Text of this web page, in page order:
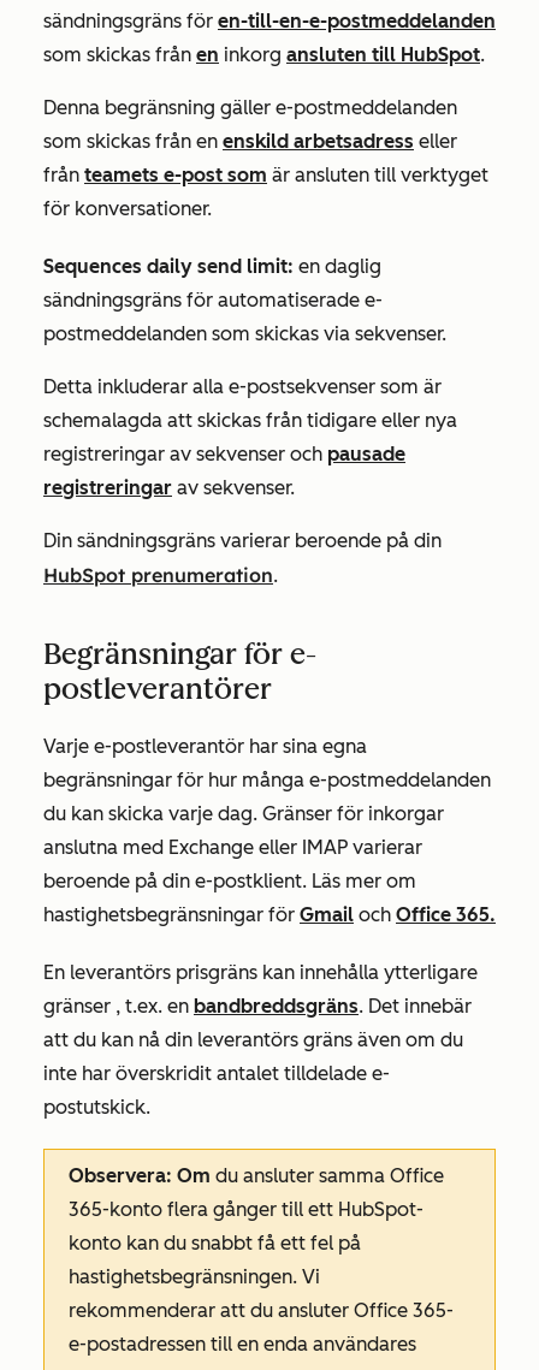
sändningsgräns för en-till-en-e-postmeddelanden
som skickas från en inkorg ansluten till HubSpot.
Denna begränsning gäller e-postmeddelanden
som skickas från en enskild arbetsadress eller
från teamets e-post som är ansluten till verktyget
för konversationer.
Sequences daily send limit: en daglig
sändningsgräns för automatiserade e-
postmeddelanden som skickas via sekvenser.
Detta inkluderar alla e-postsekvenser som är
schemalagda att skickas från tidigare eller nya
registreringar av sekvenser och pausade
registreringar av sekvenser.
Din sändningsgräns varierar beroende på din
HubSpot prenumeration.
Begränsningar för e-
postleverantörer
Varje e-postleverantör har sina egna
begränsningar för hur många e-postmeddelanden
du kan skicka varje dag. Gränser för inkorgar
anslutna med Exchange eller IMAP varierar
beroende på din e-postklient. Läs mer om
hastighetsbegränsningar för Gmail och Office 365.
En leverantörs prisgräns kan innehålla ytterligare
gränser , t.ex. en bandbreddsgräns. Det innebär
att du kan nå din leverantörs gräns även om du
inte har överskridit antalet tilldelade e-
postutskick.
Observera: Om du ansluter samma Office
365-konto flera gånger till ett HubSpot-
konto kan du snabbt få ett fel på
hastighetsbegränsningen. Vi
rekommenderar att du ansluter Office 365-
e-postadressen till en enda användares